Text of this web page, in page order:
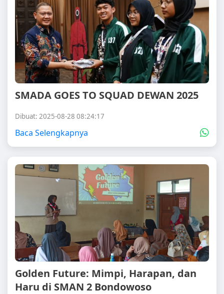
SMADA GOES TO SQUAD DEWAN 2025
Dibuat: 2025-08-28 08:24:17
Baca Selengkapnya
Golden Future: Mimpi, Harapan, dan
Haru di SMAN 2 Bondowoso